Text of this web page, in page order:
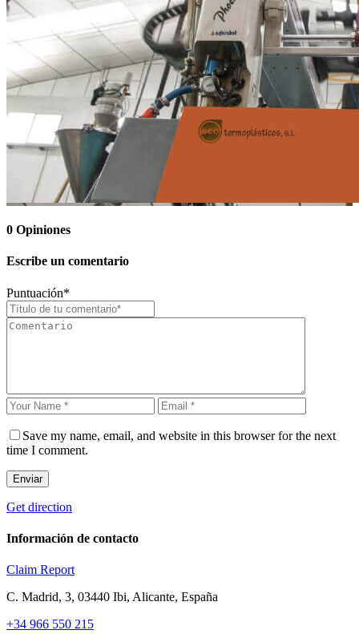
0 Opiniones
Escribe un comentario
Puntuación*
Save my name, email, and website in this browser for the next
time I comment.
Enviar
Get direction
Información de contacto
Claim Report
C. Madrid, 3, 03440 Ibi, Alicante, España
+34 966 550 215